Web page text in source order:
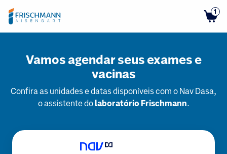
1
Vamos agendar seus exames e
vacinas
Confira as unidades e datas disponíveis com o Nav Dasa,
o assistente dolaboratório Frischmann.